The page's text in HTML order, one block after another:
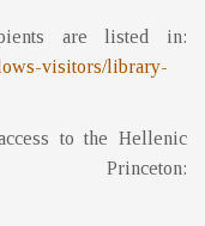
are listed in:
visitors/library-
to the Hellenic